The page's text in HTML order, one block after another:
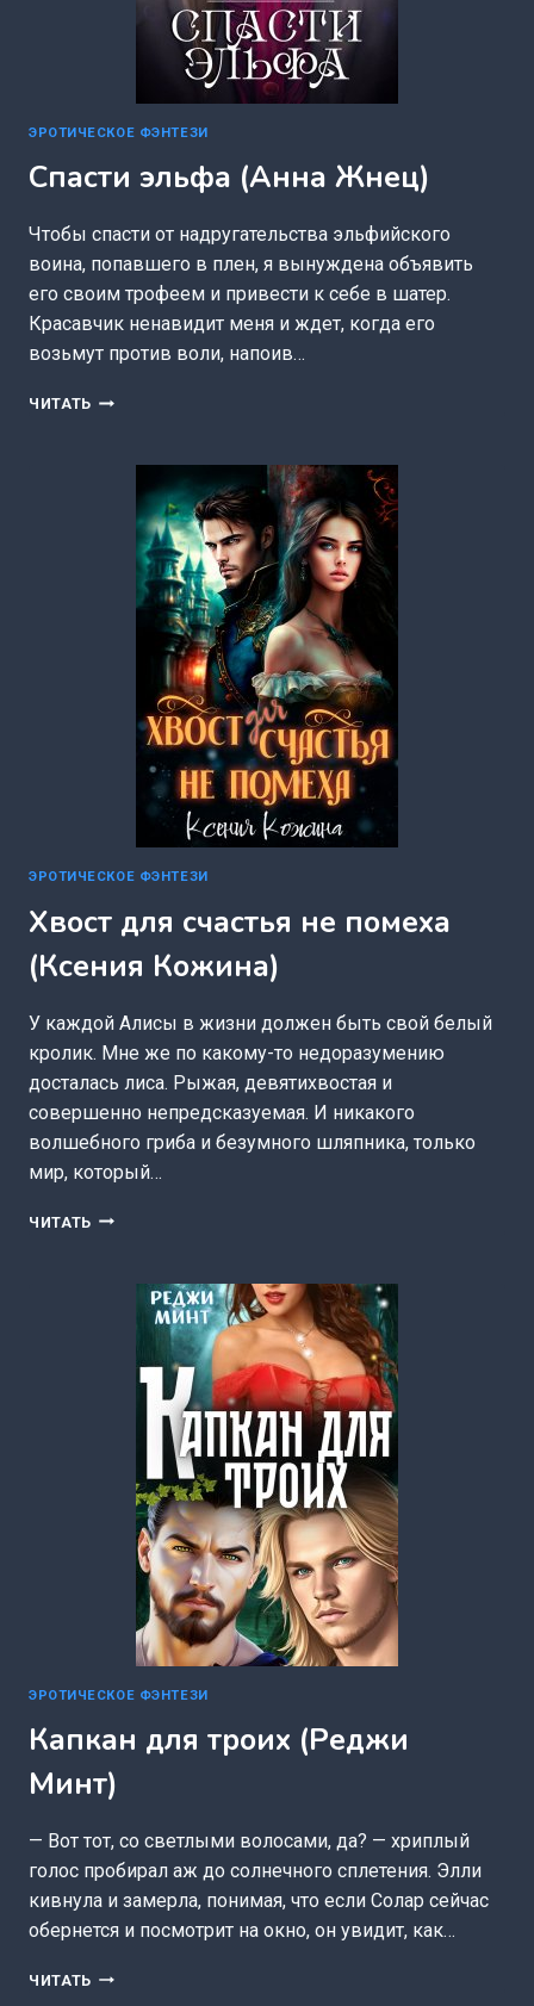
ЭРОТИЧЕСКОЕ ФЭНТЕЗИ
Спасти эльфа (Анна Жнец)
Чтобы спасти от надругательства эльфийского
воина, попавшего в плен, я вынуждена объявить
его своим трофеем и привести к себе в шатер.
Красавчик ненавидит меня и ждет, когда его
возьмут против воли, напоив…
ЧИТАТЬ СПАСТИ
ЖНЕЦ)
ЭРОТИЧЕСКОЕ ФЭНТЕЗИ
Хвост для счастья не помеха
(Ксения Кожина)
У каждой Алисы в жизни должен быть свой белый
кролик. Мне же по какому-то недоразумению
досталась лиса. Рыжая, девятихвостая и
совершенно непредсказуемая. И никакого
волшебного гриба и безумного шляпника, только
мир, который…
ЧИТАТЬ ХВОСТ
ПОМЕХА
(КСЕНИЯ
КОЖИНА)
ЭРОТИЧЕСКОЕ ФЭНТЕЗИ
Капкан для троих (Реджи
Минт)
— Вот тот, со светлыми волосами, да? — хриплый
голос пробирал аж до солнечного сплетения. Элли
кивнула и замерла, понимая, что если Солар сейчас
обернется и посмотрит на окно, он увидит, как…
ЧИТАТЬ КАПКАН